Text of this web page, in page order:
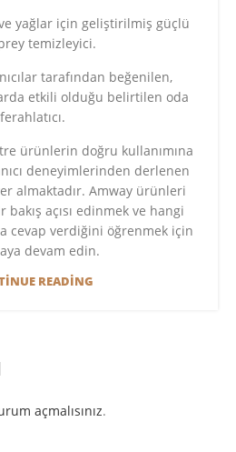
yağlar için geliştirilmiş güçlü
temizleyici.
tarafından beğenilen,
etkili olduğu belirtilen oda
ferahlatıcı.
ürünlerin doğru kullanımına
deneyimlerinden derlenen
almaktadır. Amway ürünleri
açısı edinmek ve hangi
cevap verdiğini öğrenmek için
devam edin.
READING
açmalısınız.